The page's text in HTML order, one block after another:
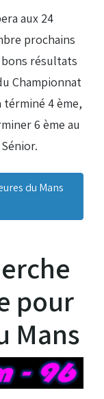
aux 24
prochains
bons résultats
Championnat
4 ème,
6 ème au
du Mans
pour
Mans